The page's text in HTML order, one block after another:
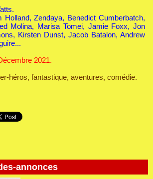
annonces
Holland, Zendaya, Benedict Cumberbatch,
Molina, Marisa Tomei, Jamie Foxx, Jon
Kirsten Dunst, Jacob Batalon, Andrew
2021.
héros, fantastique, aventures, comédie.